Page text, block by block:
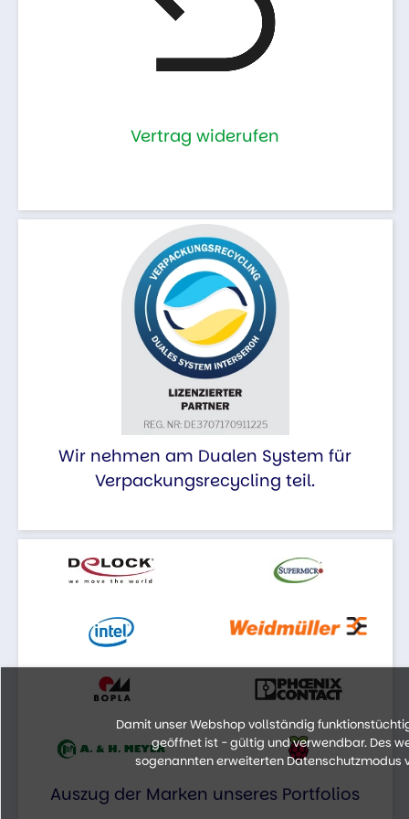
Vertrag widerufen
Wir nehmen am Dualen System für
Verpackungsrecycling teil.
Auszug der Marken unseres Portfolios
Damit unser Webshop vollständig
geöffnet ist - gültig und verwendbar. Des
sogenannten erweiterten Datenschutzmodus